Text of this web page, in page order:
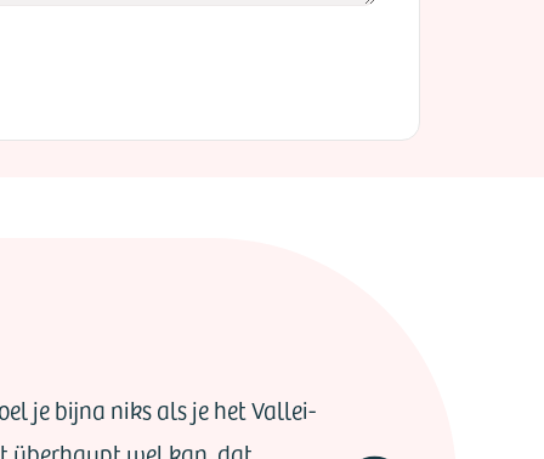
je bijna niks als je het Vallei-